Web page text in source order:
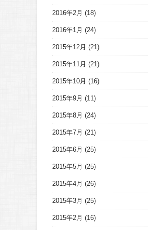
2016年2月 (18)
2016年1月 (24)
2015年12月 (21)
2015年11月 (21)
2015年10月 (16)
2015年9月 (11)
2015年8月 (24)
2015年7月 (21)
2015年6月 (25)
2015年5月 (25)
2015年4月 (26)
2015年3月 (25)
2015年2月 (16)